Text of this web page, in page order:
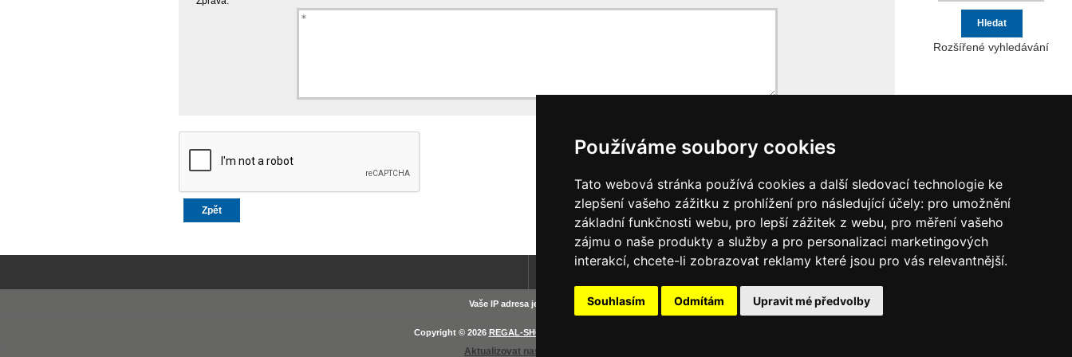
Používáme soubory cookies
Tato webová stránka používá cookies a další sledovací technologie ke
zlepšení vašeho zážitku z prohlížení pro následující účely: pro umožnění
základní funkčnosti webu, pro lepší zážitek z webu, pro měření vašeho
zájmu o naše produkty a služby a pro personalizaci marketingových
interakcí, chcete-li zobrazovat reklamy které jsou pro vás relevantnější.
Souhlasím Odmítám Upravit mé předvolby
Zpět
Rozšířené vyhledávání
Vaše IP adresa je: 216.73.216.233
Copyright © 2026 REGAL-SHOP
Aktualizovat nastavení Cookies